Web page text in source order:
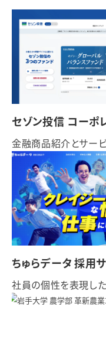
セゾン投信 コーポ
金融商品紹介とサー
ちゅらデータ 採用
社員の個性を表現し